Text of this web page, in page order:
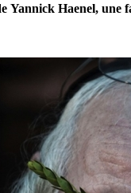
Yannick Haenel, une